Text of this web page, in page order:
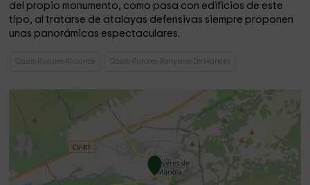
del propio monumento, como pasa con edificios de este
tipo, al tratarse de atalayas defensivas siempre proponen
unas panorámicas espectaculares.
Casas Rurales Alicante Casas Rurales Banyeres De Mariola